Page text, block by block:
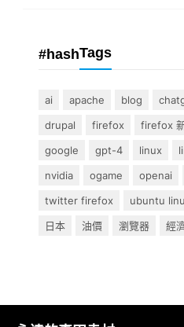
#hashTags
ai apache blog
drupal
firefox firefox
google
gpt-4 linux
nvidia
ogame openai
twitter firefox
ubuntu
日本
油價 瀏覽器 經